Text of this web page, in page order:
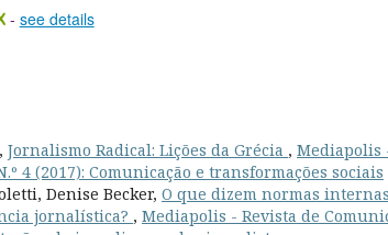
- see details
Jornalismo Radical: Lições da Grécia , Mediapolis
4 (2017): Comunicação e transformações sociais
Denise Becker, O que dizem normas
jornalística? , Mediapolis - Revista de